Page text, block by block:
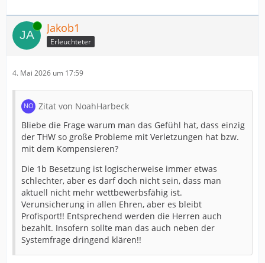
Online Jakob1
Erleuchteter
4. Mai 2026 um 17:59
Zitat von NoahHarbeck
Bliebe die Frage warum man das Gefühl hat, dass einzig
der THW so große Probleme mit Verletzungen hat bzw.
mit dem Kompensieren?
Die 1b Besetzung ist logischerweise immer etwas
schlechter, aber es darf doch nicht sein, dass man
aktuell nicht mehr wettbewerbsfähig ist.
Verunsicherung in allen Ehren, aber es bleibt
Profisport!! Entsprechend werden die Herren auch
bezahlt. Insofern sollte man das auch neben der
Systemfrage dringend klären!!